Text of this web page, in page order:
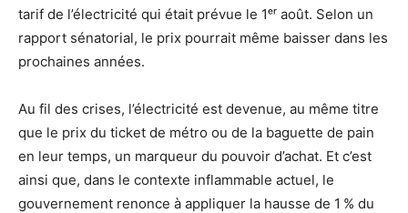
tarif de l’électricité qui était prévue le 1ᵉʳ août. Selon un
rapport sénatorial, le prix pourrait même baisser dans les
prochaines années.
Au fil des crises, l’électricité est devenue, au même titre
que le prix du ticket de métro ou de la baguette de pain
en leur temps, un marqueur du pouvoir d’achat. Et c’est
ainsi que, dans le contexte inflammable actuel, le
gouvernement renonce à appliquer la hausse de 1 % du